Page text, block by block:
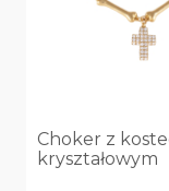
Choker z
kryształowym